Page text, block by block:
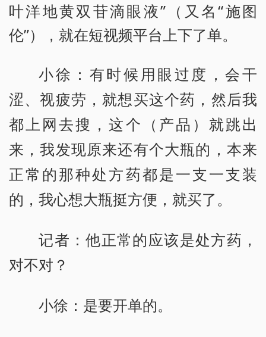
叶洋地黄双苷滴眼液”（又名“施图
伦”），就在短视频平台上下了单。
小徐：有时候用眼过度，会干
涩、视疲劳，就想买这个药，然后我
都上网去搜，这个（产品）就跳出
来，我发现原来还有个大瓶的，本来
正常的那种处方药都是一支一支装
的，我心想大瓶挺方便，就买了。
记者：他正常的应该是处方药，
对不对？
小徐：是要开单的。